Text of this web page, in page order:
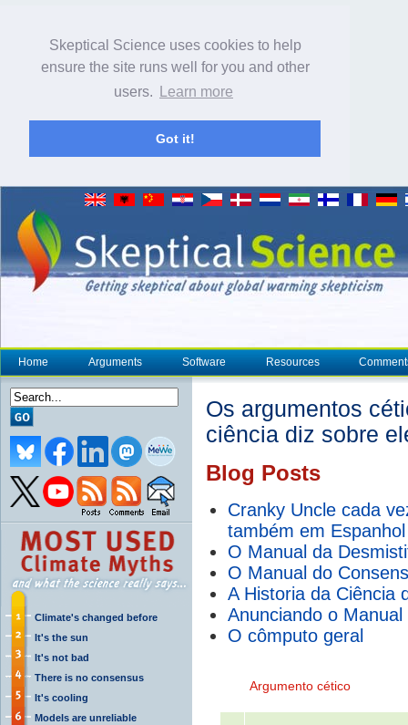
Skeptical Science uses cookies to help
ensure the site runs well for you and other
users.
Learn more
Got it!
Home Arguments Software Resources
Climate's changed before
It's the sun
It's not bad
There is no consensus
It's cooling
Models are unreliable
Os argumentos
ciência diz sobre
Blog Posts
Cranky Uncle cada
também em
O Manual da
O Manual do
A Historia da Ciência
Anunciando o
O cômputo geral
Argumento cético